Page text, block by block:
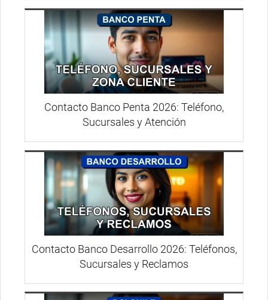
Contacto Banco Penta 2026: Teléfono,
Sucursales y Atención
Contacto Banco Desarrollo 2026: Teléfonos,
Sucursales y Reclamos